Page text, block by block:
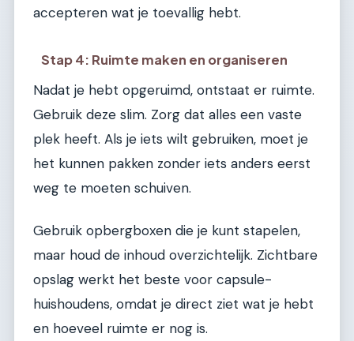
accepteren wat je toevallig hebt.
Stap 4: Ruimte maken en organiseren
Nadat je hebt opgeruimd, ontstaat er ruimte.
Gebruik deze slim. Zorg dat alles een vaste
plek heeft. Als je iets wilt gebruiken, moet je
het kunnen pakken zonder iets anders eerst
weg te moeten schuiven.
Gebruik opbergboxen die je kunt stapelen,
maar houd de inhoud overzichtelijk. Zichtbare
opslag werkt het beste voor capsule-
huishoudens, omdat je direct ziet wat je hebt
en hoeveel ruimte er nog is.